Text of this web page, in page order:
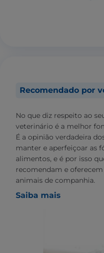
Recomendado por
No que diz respeito ao
veterinário é a melhor
É a opinião verdadeira
manter e aperfeiçoar as
alimentos, e é por isso
recomendam e
animais de companhia.
Saiba mais